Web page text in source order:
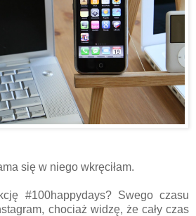
się w niego wkręciłam.
#100happydays? Swego czasu
chociaż widzę, że cały czas